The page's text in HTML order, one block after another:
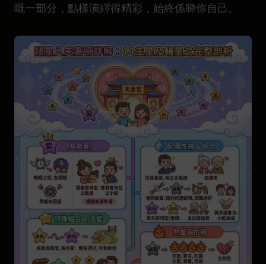
嘅一部分，點樣演繹得精彩，始終係睇你自己。